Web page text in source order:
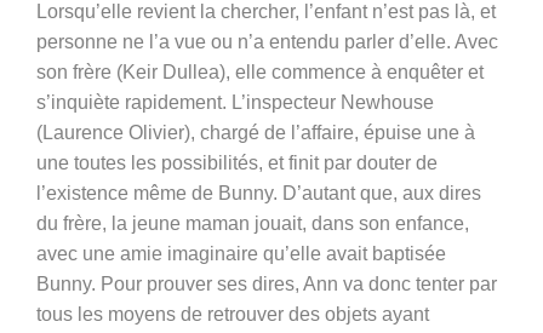
Lorsqu’elle revient la chercher, l’enfant n’est pas là, et
personne ne l’a vue ou n’a entendu parler d’elle. Avec
son frère (Keir Dullea), elle commence à enquêter et
s’inquiète rapidement. L’inspecteur Newhouse
(Laurence Olivier), chargé de l’affaire, épuise une à
une toutes les possibilités, et finit par douter de
l’existence même de Bunny. D’autant que, aux dires
du frère, la jeune maman jouait, dans son enfance,
avec une amie imaginaire qu’elle avait baptisée
Bunny. Pour prouver ses dires, Ann va donc tenter par
tous les moyens de retrouver des objets ayant